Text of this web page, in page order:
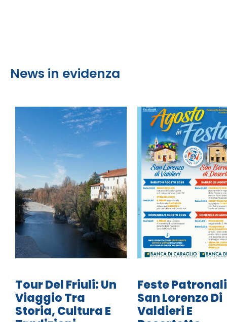
News in evidenza
Tour Del Friuli: Un
Viaggio Tra
Storia, Cultura E
Feste
San Lorenzo Di
Valdieri E